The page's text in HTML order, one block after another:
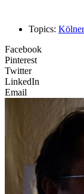
Topics:
Facebook
Pinterest
Twitter
LinkedIn
Email